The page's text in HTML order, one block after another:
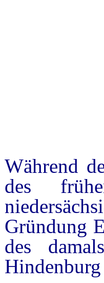
Während
des
Gründung
des
Hindenburg